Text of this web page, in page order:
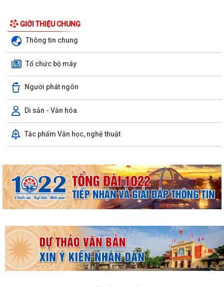
GIỚI THIỆU CHUNG
Thông tin chung
Tổ chức bộ máy
Người phát ngôn
Di sản - Văn hóa
Tác phẩm Văn học, nghệ thuật
THƯỜNG TRỰC HĐND PHƯỜNG LƯU KIẾM TỔ CHỨC PHIÊN HỌP
THƯỜNG KỲ THÁNG 8 NĂM 2026
UBND PHƯỜNG LƯU KIẾM TỔ CHỨC PHIÊN HỌP THƯỜNG KỲ THÁNG 8
NĂM 2026